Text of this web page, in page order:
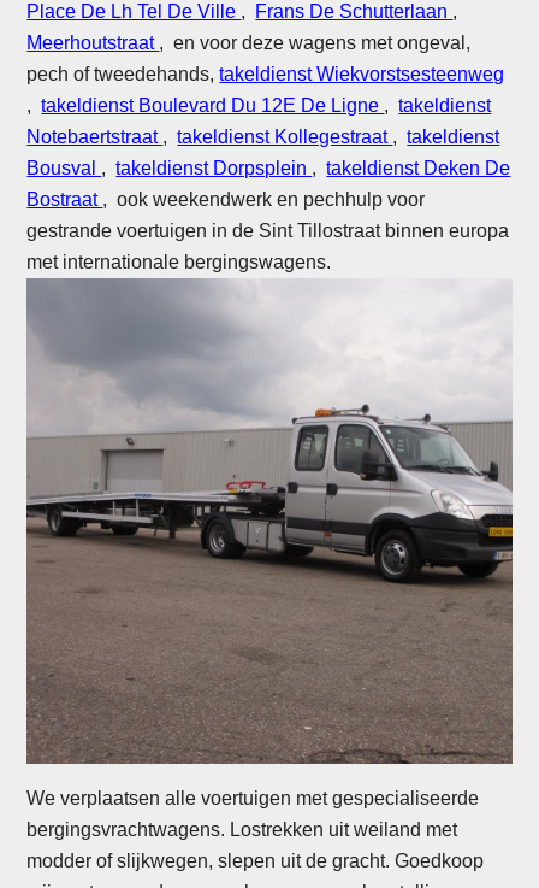
Place De Lh Tel De Ville , Frans De Schutterlaan ,
Meerhoutstraat , en voor deze wagens met ongeval,
pech of tweedehands,takeldienst Wiekvorstsesteenweg
,takeldienst Boulevard Du 12E De Ligne ,takeldienst
Notebaertstraat ,takeldienst Kollegestraat ,takeldienst
Bousval ,takeldienst Dorpsplein ,takeldienst Deken De
Bostraat , ook weekendwerk en pechhulp voor
gestrande voertuigen in de Sint Tillostraat binnen europa
met internationale bergingswagens.
We verplaatsen alle voertuigen met gespecialiseerde
bergingsvrachtwagens. Lostrekken uit weiland met
modder of slijkwegen, slepen uit de gracht. Goedkoop